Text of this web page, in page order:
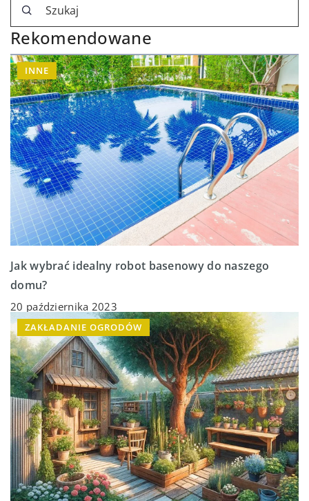
Rekomendowane
INNE
Jak wybrać idealny robot basenowy do naszego
domu?
20 października 2023
ZAKŁADANIE OGRODÓW